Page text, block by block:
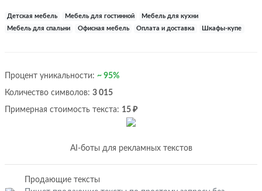
Детская мебель Мебель для гостинной Мебель для кухни
Мебель для спальни Офисная мебель Оплата и доставка Шкафы-купе
Процент уникальности: ~ 95%
Количество символов: 3 015
Примерная стоимость текста: 15 ₽
AI-боты для рекламных текстов
Продающие тексты